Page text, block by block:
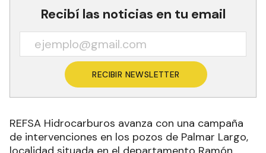
Recibí las noticias en tu email
RECIBIR NEWSLETTER
REFSA Hidrocarburos avanza con una campaña
de intervenciones en los pozos de Palmar Largo,